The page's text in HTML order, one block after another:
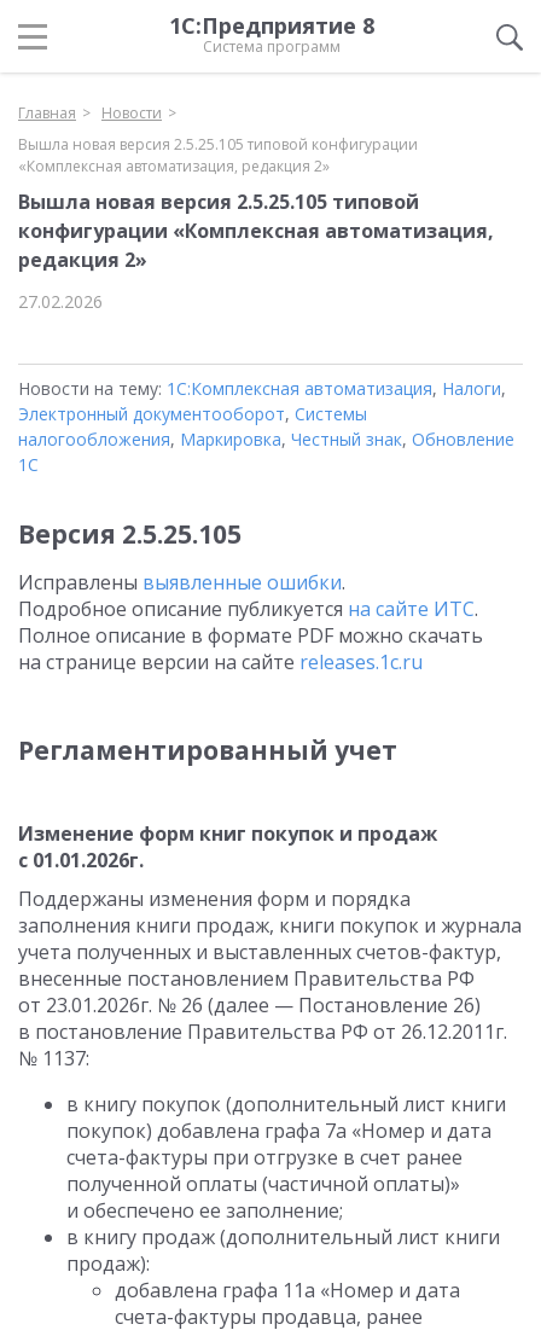
1С:Предприятие 8
Система программ
Главная
Новости
Вышла новая версия 2.5.25.105 типовой конфигурации
«Комплексная автоматизация, редакция 2»
Вышла новая версия 2.5.25.105 типовой
конфигурации «Комплексная автоматизация,
редакция 2»
27.02.2026
Новости на тему: 1С:Комплексная автоматизация, Налоги,
Электронный документооборот, Системы
налогообложения, Маркировка, Честный знак, Обновление
1С
Версия 2.5.25.105
Исправлены выявленные ошибки.
Подробное описание публикуется на сайте ИТС.
Полное описание в формате PDF можно скачать
на странице версии на сайте releases.1c.ru
Регламентированный учет
Изменение форм книг покупок и продаж
с 01.01.2026г.
Поддержаны изменения форм и порядка
заполнения книги продаж, книги покупок и журнала
учета полученных и выставленных счетов-фактур,
внесенные постановлением Правительства РФ
от 23.01.2026г. № 26 (далее — Постановление 26)
в постановление Правительства РФ от 26.12.2011г.
№ 1137:
в книгу покупок (дополнительный лист книги
покупок) добавлена графа 7а «Номер и дата
счета-фактуры при отгрузке в счет ранее
полученной оплаты (частичной оплаты)»
и обеспечено ее заполнение;
в книгу продаж (дополнительный лист книги
продаж):
добавлена графа 11а «Номер и дата
счета-фактуры продавца, ранее